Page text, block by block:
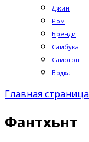
Джин
Ром
Бренди
Самбука
Самогон
Водка
Главная страница
Фантхьнт